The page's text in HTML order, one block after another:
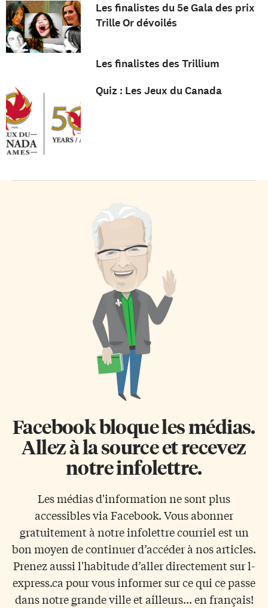
Les finalistes du 5e Gala des prix
Trille Or dévoilés
Les finalistes des Trillium
Quiz : Les Jeux du Canada
Facebook bloque les médias.
Allez à la source et recevez
notre infolettre.
Les médias d'information ne sont plus
accessibles via Facebook. Vous abonner
gratuitement à notre infolettre courriel est un
bon moyen de continuer d’accéder à nos articles.
Prenez aussi l'habitude d’aller directement sur l-
express.ca pour vous informer sur ce qui ce passe
dans notre grande ville et ailleurs... en français!